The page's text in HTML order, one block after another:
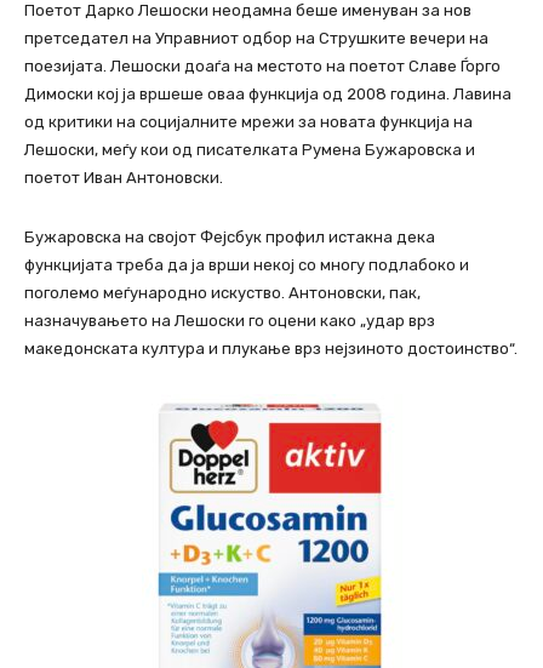
Поетот Дарко Лешоски неодамна беше именуван за нов
претседател на Управниот одбор на Струшките вечери на
поезијата. Лешоски доаѓа на местото на поетот Славе Ѓорго
Димоски кој ја вршеше оваа функција од 2008 година. Лавина
од критики на социјалните мрежи за новата функција на
Лешоски, меѓу кои од писателката Румена Бужаровска и
поетот Иван Антоновски.
Бужаровска на својот Фејсбук профил истакна дека
функцијата треба да ја врши некој со многу подлабоко и
поголемо меѓународно искуство. Антоновски, пак,
назначувањето на Лешоски го оцени како „удар врз
македонската култура и плукање врз нејзиното достоинство“.